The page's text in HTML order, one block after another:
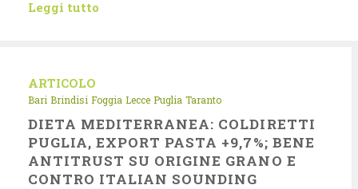
Leggi tutto
ARTICOLO
Bari Brindisi Foggia Lecce Puglia Taranto
DIETA MEDITERRANEA: COLDIRETTI
PUGLIA, EXPORT PASTA +9,7%; BENE
ANTITRUST SU ORIGINE GRANO E
CONTRO ITALIAN SOUNDING